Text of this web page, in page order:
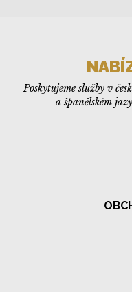
Poskytujeme služby v
a španělském